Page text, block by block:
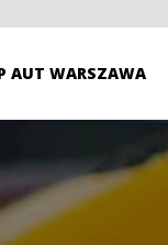
AUT WARSZAWA